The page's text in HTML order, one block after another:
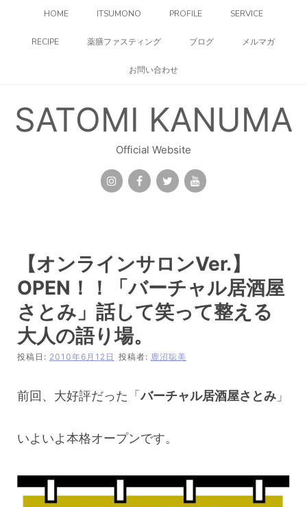
HOME ITSUMONO PROFILE SERVICE
RECIPE 薬膳ファスティング ブログ メルマガ
お問い合わせ
SATOMI KANUMA
Official Website
【オンラインサロンVer.】
OPEN！！「バーチャル居酒屋
さとみ」話して笑って整える
大人の語り場。
投稿日: 2010年6月12日 投稿者: 鹿沼聡美
前回、大好評だった「バーチャル居酒屋さとみ 」
いよいよ本格オープンです。